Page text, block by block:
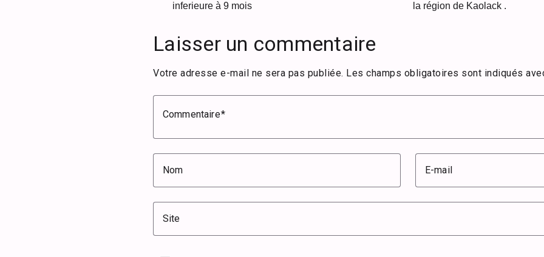
inferieure à 9 mois
la région de Kaolack .
Laisser un commentaire
Votre adresse e-mail ne sera pas publiée. Les champs obligatoires sont indiqués
Commentaire
Nom E-mail
Site